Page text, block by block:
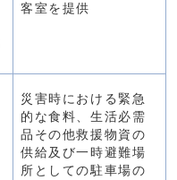
客室を提供
災害時における緊急
的な食料、生活必需
品その他救援物資の
供給及び一時避難場
所としての駐車場の